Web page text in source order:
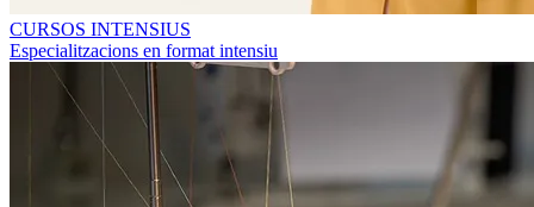
CURSOS INTENSIUS
Especialitzacions en format intensiu